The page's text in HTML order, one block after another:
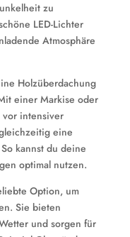
zu
LED-Lichter
Atmosphäre
Holzüberdachung
einer Markise oder
vor intensiver
eine
kannst du deine
optimal nutzen.
Option, um
Sie bieten
und sorgen für